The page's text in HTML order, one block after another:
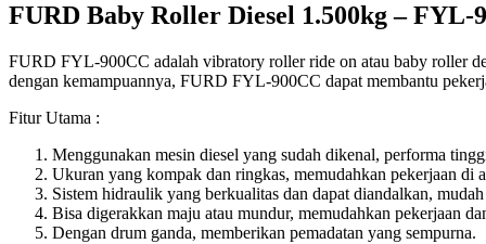
FURD Baby Roller Diesel 1.500kg – FYL-
FURD FYL-900CC adalah vibratory roller ride on atau baby roller
dengan kemampuannya, FURD FYL-900CC dapat membantu
Fitur Utama :
Menggunakan mesin diesel yang sudah dikenal, performa
Ukuran yang kompak dan ringkas, memudahkan pekerjaan di
Sistem hidraulik yang berkualitas dan dapat diandalkan,
Bisa digerakkan maju atau mundur, memudahkan pekerjaan
Dengan drum ganda, memberikan pemadatan yang sempurna.